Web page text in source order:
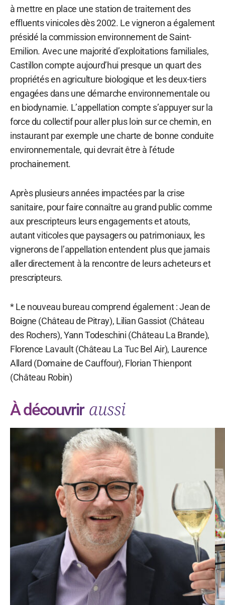
à mettre en place une station de traitement des
effluents vinicoles dès 2002. Le vigneron a également
présidé la commission environnement de Saint-
Emilion. Avec une majorité d’exploitations familiales,
Castillon compte aujourd’hui presque un quart des
propriétés en agriculture biologique et les deux-tiers
engagées dans une démarche environnementale ou
en biodynamie. L’appellation compte s’appuyer sur la
force du collectif pour aller plus loin sur ce chemin, en
instaurant par exemple une charte de bonne conduite
environnementale, qui devrait être à l’étude
prochainement.
Après plusieurs années impactées par la crise
sanitaire, pour faire connaître au grand public comme
aux prescripteurs leurs engagements et atouts,
autant viticoles que paysagers ou patrimoniaux, les
vignerons de l’appellation entendent plus que jamais
aller directement à la rencontre de leurs acheteurs et
prescripteurs.
* Le nouveau bureau comprend également : Jean de
Boigne (Château de Pitray), Lilian Gassiot (Château
des Rochers), Yann Todeschini (Château La Brande),
Florence Lavault (Château La Tuc Bel Air), Laurence
Allard (Domaine de Cauffour), Florian Thienpont
(Château Robin)
À découvrir aussi